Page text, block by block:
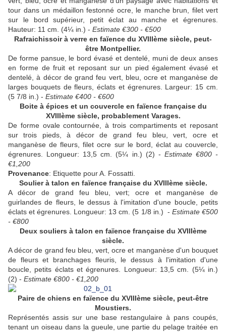
tour dans un médaillon festonné ocre, le manche brun, filet vert
sur le bord supérieur, petit éclat au manche et égrenures.
Hauteur: 11 cm. (4¼ in.) - Estimate €300 - €500
Rafraichissoir à verre en faïence du XVIIIème siècle, peut-
être Montpellier.
De forme pansue, le bord évasé et dentelé, muni de deux anses
en forme de fruit et reposant sur un pied également évasé et
dentelé, à décor de grand feu vert, bleu, ocre et manganèse de
larges bouquets de fleurs, éclats et égrenures. Largeur: 15 cm.
(5 7/8 in.) - Estimate €400 - €600
Boite à épices et un couvercle en faïence française du
XVIIIème siècle, probablement Varages.
De forme ovale contournée, à trois compartiments et reposant
sur trois pieds, à décor de grand feu bleu, vert, ocre et
manganèse de fleurs, filet ocre sur le bord, éclat au couvercle,
égrenures. Longueur: 13,5 cm. (5¼ in.) (2) - Estimate €800 -
€1,200
Provenance: Etiquette pour A. Fossatti.
Soulier à talon en faïence française du XVIIIème siècle.
A décor de grand feu bleu, vert; ocre et manganèse de
guirlandes de fleurs, le dessus à l'imitation d'une boucle, petits
éclats et égrenures. Longueur: 13 cm. (5 1/8 in.) - Estimate €500
- €800
Deux souliers à talon en faïence française du XVIIIème
siècle.
A décor de grand feu bleu, vert, ocre et manganèse d'un bouquet
de fleurs et branchages fleuris, le dessus à l'imitation d'une
boucle, petits éclats et égrenures. Longueur: 13,5 cm. (5¼ in.)
(2) - Estimate €800 - €1,200
Paire de chiens en faïence du XVIIIème siècle, peut-être
Moustiers.
Représentés assis sur une base restangulaire à pans coupés,
tenant un oiseau dans la gueule, une partie du pelage traitée en